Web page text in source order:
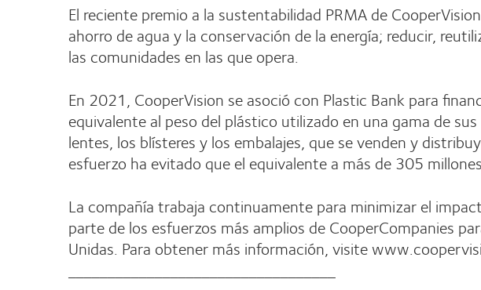
El reciente premio a la sustentabilidad PRMA de
ahorro de agua y la conservación de la energía; reducir,
las comunidades en las que opera.
En 2021, CooperVision se asoció con Plastic Bank para
equivalente al peso del plástico utilizado en una gama de
lentes, los blísteres y los embalajes, que se venden y
esfuerzo ha evitado que el equivalente a más de 305
La compañía trabaja continuamente para minimizar el
parte de los esfuerzos más amplios de CooperCompanies
Unidas. Para obtener más información, visite